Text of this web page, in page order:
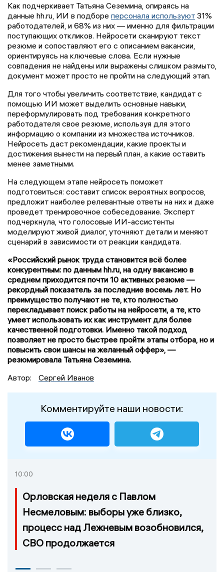
Как подчеркивает Татьяна Сеземина, опираясь на
данные hh.ru, ИИ в подборе персонала используют 31%
работодателей, и 68% из них — именно для фильтрации
поступающих откликов. Нейросети сканируют текст
резюме и сопоставляют его с описанием вакансии,
ориентируясь на ключевые слова. Если нужные
совпадения не найдены или выражены слишком размыто,
документ может просто не пройти на следующий этап.
Для того чтобы увеличить соответствие, кандидат с
помощью ИИ может выделить основные навыки,
переформулировать под требования конкретного
работодателя свое резюме, используя для этого
информацию о компании из множества источников.
Нейросеть даст рекомендации, какие проекты и
достижения вынести на первый план, а какие оставить
менее заметными.
На следующем этапе нейросеть поможет
подготовиться: составит список вероятных вопросов,
предложит наиболее релевантные ответы на них и даже
проведет тренировочное собеседование. Эксперт
подчеркнула, что голосовые ИИ-ассистенты
моделируют живой диалог, уточняют детали и меняют
сценарий в зависимости от реакции кандидата.
«Российский рынок труда становится всё более
конкурентным: по данным hh.ru, на одну вакансию в
среднем приходится почти 10 активных резюме —
рекордный показатель за последние восемь лет. Но
преимущество получают не те, кто полностью
перекладывает поиск работы на нейросети, а те, кто
умеет использовать их как инструмент для более
качественной подготовки. Именно такой подход
позволяет не просто быстрее пройти этапы отбора, но и
повысить свои шансы на желанный оффер», —
резюмировала Татьяна Сеземина.
Автор:
Сергей Иванов
Комментируйте наши новости:
10:00
Орловская неделя с Павлом
Несмеловым: выборы уже близко,
процесс над Лежневым возобновился,
СВО продолжается